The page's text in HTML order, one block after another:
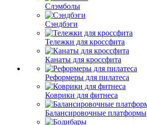
Слэмболы
Сэндбэги
Тележки для кроссфита
Канаты для кроссфита
Реформеры для пилатеса
Коврики для фитнеса
Балансировочные платформы